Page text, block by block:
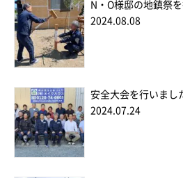
N・O様邸の地鎮祭を
2024.08.08
安全大会を行いまし
2024.07.24